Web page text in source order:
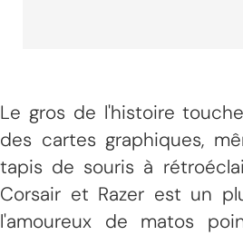
Le gros de l'histoire
des cartes graphiques,
tapis de souris à
Corsair et Razer est un
l'amoureux de matos